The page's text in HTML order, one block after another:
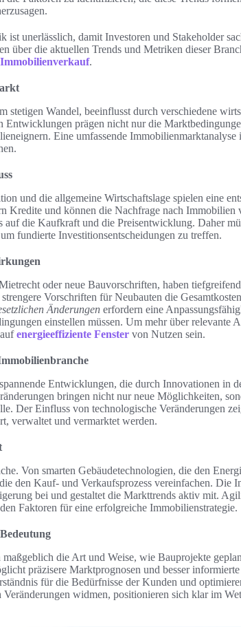
ist unerlässlich, damit Investoren und Stakeholder
über die aktuellen Trends und Metriken dieser
.
stetigen Wandel, beeinflusst durch verschiedene
Entwicklungen prägen nicht nur die
Eine umfassende Immobilienmarktanalyse
und die allgemeine Wirtschaftslage spielen eine
Kredite und können die Nachfrage nach Immobilien
die Kaufkraft und die Preisentwicklung. Daher
fundierte Investitionsentscheidungen zu treffen.
oder neue Bauvorschriften, haben
Vorschriften für Neubauten die
Änderungen erfordern eine
einstellen müssen. Um mehr über relevante
energieeffiziente Fenster von Nutzen sein.
Entwicklungen, die durch Innovationen in
bringen nicht nur neue Möglichkeiten,
Der Einfluss von technologische Veränderungen
verwaltet und vermarktet werden.
Von smarten Gebäudetechnologien, die den
den Kauf- und Verkaufsprozess vereinfachen. Die
bei und gestaltet die Markttrends aktiv mit.
Faktoren für eine erfolgreiche Immobilienstrategie.
die Art und Weise, wie Bauprojekte
präzisere Marktprognosen und besser
für die Bedürfnisse der Kunden und
widmen, positionieren sich klar im